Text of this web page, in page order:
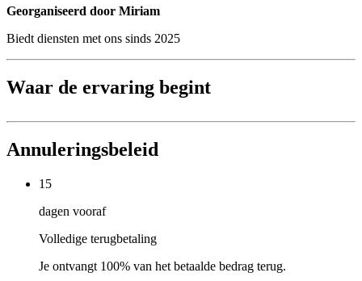
Georganiseerd door Miriam
Biedt diensten met ons sinds 2025
Waar de ervaring begint
Annuleringsbeleid
15
dagen vooraf
Volledige terugbetaling
Je ontvangt 100% van het betaalde bedrag terug.